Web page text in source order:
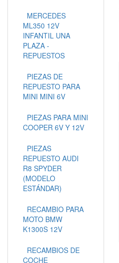
MERCEDES
ML350 12V
INFANTIL UNA
PLAZA -
REPUESTOS
PIEZAS DE
REPUESTO PARA
MINI MINI 6V
PIEZAS PARA MINI
COOPER 6V Y 12V
PIEZAS
REPUESTO AUDI
R8 SPYDER
(MODELO
ESTÁNDAR)
RECAMBIO PARA
MOTO BMW
K1300S 12V
RECAMBIOS DE
COCHE